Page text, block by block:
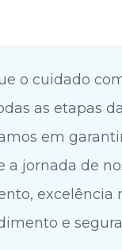
o cuidado
as etapas
em
a jornada de
excelência
e